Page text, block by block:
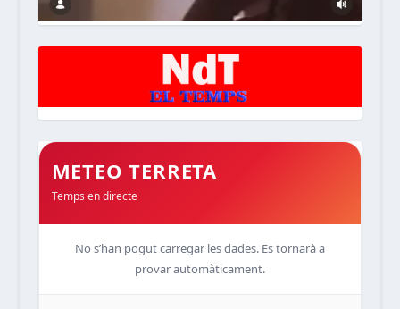
METEO TERRETA
Temps en directe
No s’han pogut carregar les dades. Es tornarà a
provar automàticament.